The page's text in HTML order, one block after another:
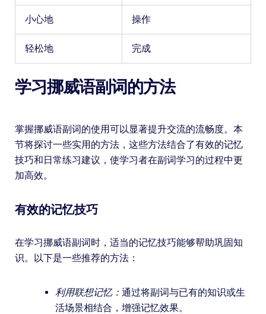
小心地 操作
轻松地 完成
学习挪威语副词的方法
掌握挪威语副词的使用可以显著提升交流的流畅度。本
节将探讨一些实用的方法，这些方法结合了有效的记忆
技巧和日常练习建议，使学习者在副词学习的过程中更
加高效。
有效的记忆技巧
在学习挪威语副词时，适当的记忆技巧能够帮助巩固知
识。以下是一些推荐的方法：
利用联想记忆： 通过将副词与已有的知识或生
活场景相结合，增强记忆效果。